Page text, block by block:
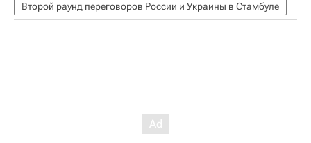
Второй раунд переговоров России и Украины в Стамбуле